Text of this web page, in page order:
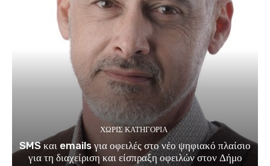
ΧΩΡΊΣ ΚΑΤΗΓΟΡΊΑ
SMS και emails για οφειλές στο νέο ψηφιακό πλαίσιο
για τη διαχείριση και είσπραξη οφειλών στον Δήμο